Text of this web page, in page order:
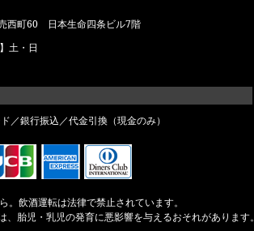
西町60 日本生命四条ビル7階
土・日
／銀行振込／代金引換（現金のみ）
。飲酒運転は法律で禁止されています。
、胎児・乳児の発育に悪影響を与えるおそれがあります。